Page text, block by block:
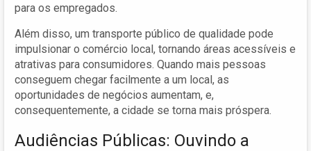
para os empregados.
Além disso, um transporte público de qualidade pode
impulsionar o comércio local, tornando áreas acessíveis e
atrativas para consumidores. Quando mais pessoas
conseguem chegar facilmente a um local, as
oportunidades de negócios aumentam, e,
consequentemente, a cidade se torna mais próspera.
Audiências Públicas: Ouvindo a